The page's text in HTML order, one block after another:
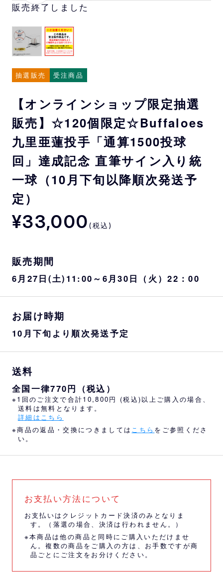
販売終了しました
抽選販売 受注商品
【オンラインショップ限定抽選
販売】☆120個限定☆Buffaloes
九里亜蓮投手「通算1500投球
回」達成記念 直筆サイン入り統
一球（10月下旬以降順次発送予
定）
¥33,000 (税込)
販売期間
6月27日(土)11:00～6月30日（火）22：00
お届け時期
10月下旬より順次発送予定
送料
全国一律770円（税込）
※1回のご注文で合計10,800円 (税込)以上ご購入の場合、
送料は無料となります。
詳細はこちら
※商品の返品・交換につきましては こちら をご参照くださ
い。
お支払い方法について
お支払いはクレジットカード決済のみとなりま
す。（落選の場合、決済は行われません。）
※本商品は他の商品と同時にご購入いただけませ
ん。複数の商品をご購入の方は、お手数ですが商
品ごとにご注文をお分けください。